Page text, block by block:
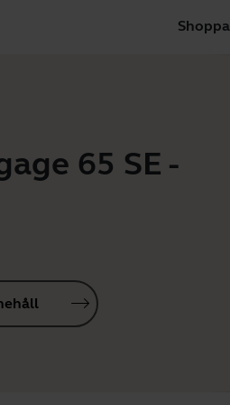
Shoppa
65 SE -